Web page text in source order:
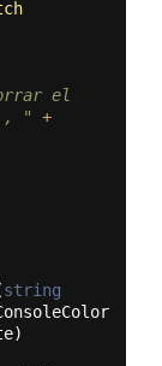
el
, "
+
string
)